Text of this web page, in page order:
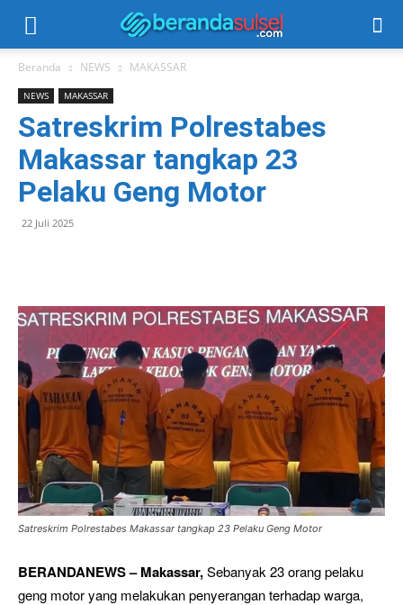
Beranda NEWS MAKASSAR
NEWS MAKASSAR
Satreskrim Polrestabes
Makassar tangkap 23
Pelaku Geng Motor
22 Juli 2025
Satreskrim Polrestabes Makassar tangkap 23 Pelaku Geng Motor
BERANDANEWS – Makassar,Sebanyak 23 orang pelaku
geng motor yang melakukan penyerangan terhadap warga,